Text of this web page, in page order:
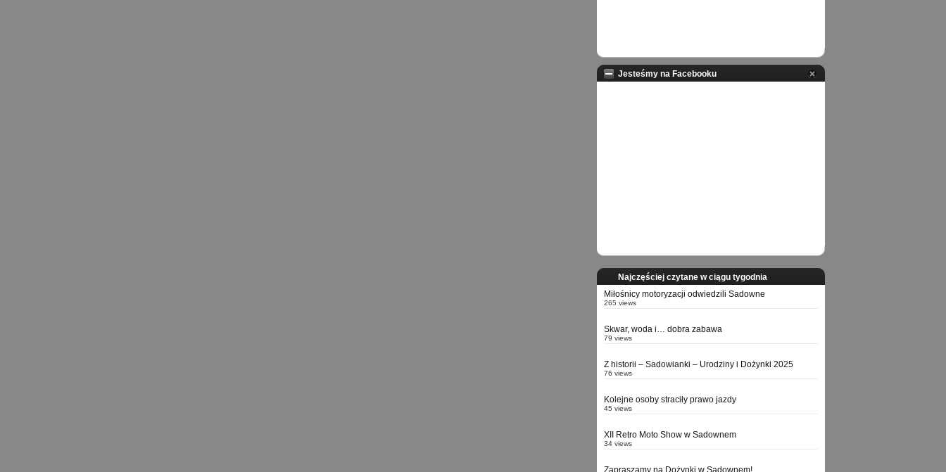
Jesteśmy na Facebooku
Najczęściej czytane w ciągu tygodnia
Miłośnicy motoryzacji odwiedzili Sadowne
265 views
Skwar, woda i… dobra zabawa
79 views
Z historii – Sadowianki – Urodziny i Dożynki 2025
76 views
Kolejne osoby straciły prawo jazdy
45 views
XII Retro Moto Show w Sadownem
34 views
Zapraszamy na Dożynki w Sadownem!